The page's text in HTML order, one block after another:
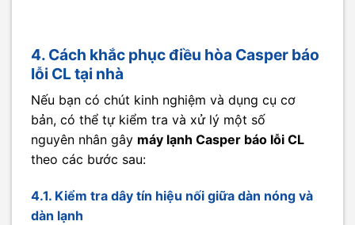
4. Cách khắc phục điều hòa Casper báo
lỗi CL tại nhà
Nếu bạn có chút kinh nghiệm và dụng cụ cơ
bản, có thể tự kiểm tra và xử lý một số
nguyên nhân gây máy lạnh Casper báo lỗi CL
theo các bước sau:
4.1. Kiểm tra dây tín hiệu nối giữa dàn nóng và
dàn lạnh